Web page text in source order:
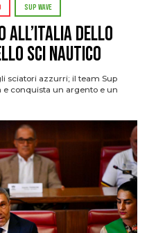
SUP WAVE
all’Italia dello
sci nautico
sciatori azzurri; il team Sup
e conquista un argento e un